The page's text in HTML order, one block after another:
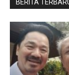
BERITA